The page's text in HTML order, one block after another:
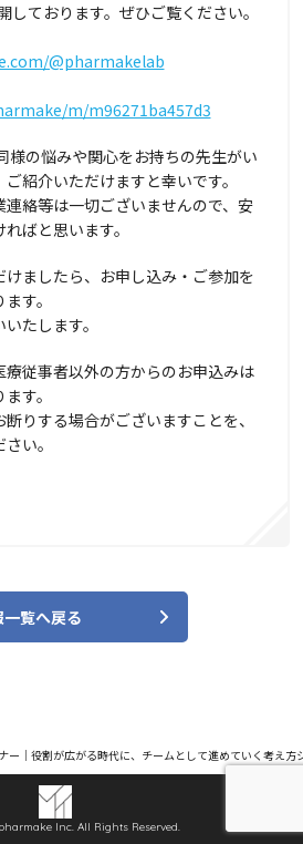
ております。ぜひご覧ください。
@pharmakelab
m/m96271ba457d3
の悩みや関心をお持ちの先生がい
紹介いただけますと幸いです。
絡等は一切ございませんので、安
ばと思います。
けましたら、お申し込み・ご参加を
す。
たします。
従事者以外の方からのお申込みは
す。
りする場合がございますことを、
い。
覧へ戻る
ー｜役割が広がる時代に、チームとして進めていく考え
Inc. All Rights Reserved.